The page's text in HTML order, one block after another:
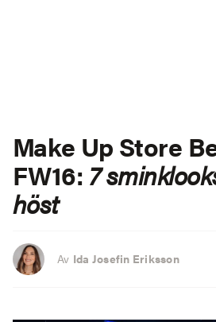
Make Up Store
FW16:7
höst
Av Ida Josefin Eriksson